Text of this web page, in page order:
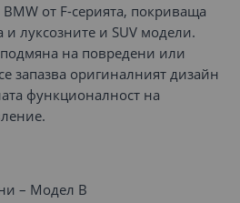
от F-серията, покриваща
и луксозните и SUV модели.
на повредени или
запазва оригиналният дизайн
функционалност на
– Модел B